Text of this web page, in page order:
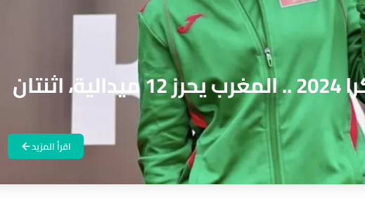
الألعاب الإفريقية بأكرا 2024 .. المغرب يحرز 12 ميدالية، اثنتان
اقرأ المزيد